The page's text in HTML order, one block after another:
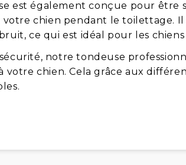
est également conçue pour être
chien pendant le toilettage. Il
ce qui est idéal pour les chiens
notre tondeuse
votre chien. Cela grâce aux